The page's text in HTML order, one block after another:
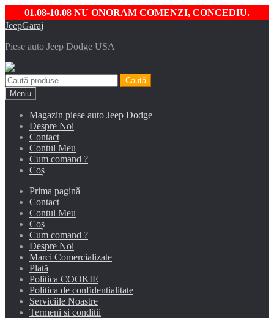
01.08-10.08 NU ONORAM COMENZI, CONCEDIU.
Sari
navigare
Sari
conținut
JeepGaraj
Piese auto Jeep Dodge USA
Caută
după:
Caută
Meniu
Magazin piese auto Jeep Dodge
Despre Noi
Contact
Contul Meu
Cum comand ?
Coș
Prima pagină
Contact
Contul Meu
Coș
Cum comand ?
Despre Noi
Marci Comercializate
Plată
Politica COOKIE
Politica de confidentialitate
Serviciile Noastre
Termeni si conditii